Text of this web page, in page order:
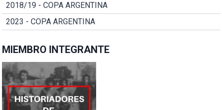
2018/19 - COPA ARGENTINA
2023 - COPA ARGENTINA
MIEMBRO INTEGRANTE